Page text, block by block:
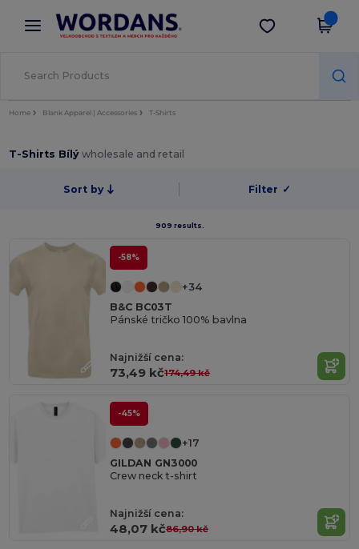
× Aplikace Wordans
Lepší ceny v aplikaci!
Stáhnout app
Home Blank Apparel | Accessories T-Shirts
T-Shirts Bílýwholesale and retail
Sort by Filter ✓
909 results.
-58%
+34
B&C BC03T
Pánské tričko 100% bavlna
Najnižší cena:
73,49 kč174,49 kč
-45%
+17
GILDAN GN3000
Crew neck t-shirt
Najnižší cena:
48,07 kč86,90 kč